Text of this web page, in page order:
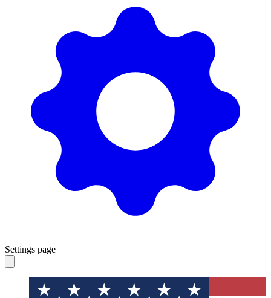
Settings page